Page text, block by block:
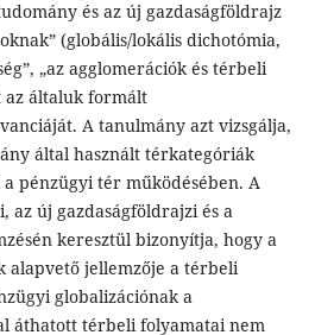
és az új gazdaságföldrajz
(globális/lokális dichotómia,
„az agglomerációk és térbeli
általuk formált
A tanulmány azt vizsgálja,
által használt térkategóriák
pénzügyi tér működésében. A
az új gazdaságföldrajzi és a
keresztül bizonyítja, hogy a
alapvető jellemzője a térbeli
globalizációnak a
áthatott térbeli folyamatai nem